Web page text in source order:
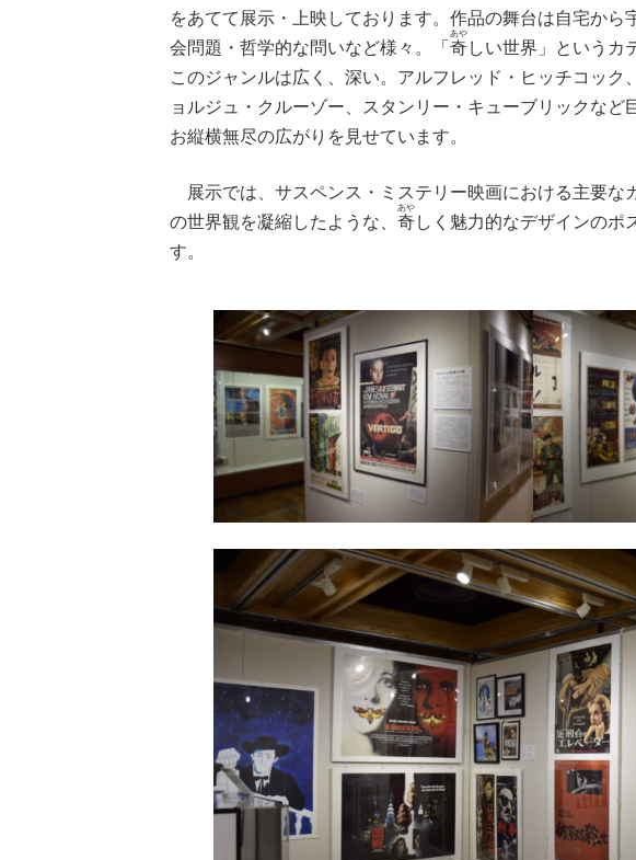
をあてて展示・上映しております。作品の舞台は自宅から
会問題・哲学的な問いなど様々。「奇
あや
しい世界」というカ
このジャンルは広く、深い。アルフレッド・ヒッチコック
ョルジュ・クルーゾー、スタンリー・キューブリックなど
お縦横無尽の広がりを見せています。
展示では、サスペンス・ミステリー映画における主要な
の世界観を凝縮したような、奇
あや
しく魅力的なデザインのポ
す。